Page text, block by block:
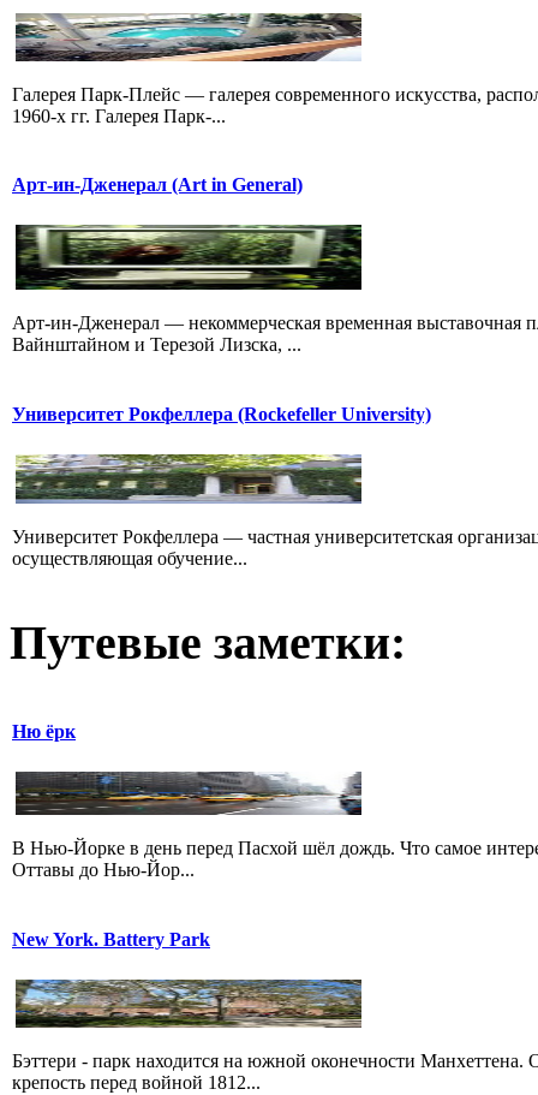
Галерея Парк-Плейс — галерея современного искусства,
1960-х гг. Галерея Парк-...
Арт-ин-Дженерал (Art in General)
Арт-ин-Дженерал — некоммерческая временная
Вайнштайном и Терезой Лизска, ...
Университет Рокфеллера (Rockefeller University)
Университет Рокфеллера — частная университетская
осуществляющая обучение...
Путевые заметки:
Ню ёрк
В Нью-Йорке в день перед Пасхой шёл дождь. Что самое
Оттавы до Нью-Йор...
New York. Battery Park
Бэттери - парк находится на южной оконечности
крепость перед войной 1812...